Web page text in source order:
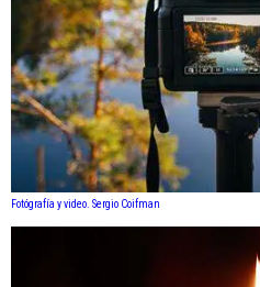
Fotógrafía y video. Sergio Coifman